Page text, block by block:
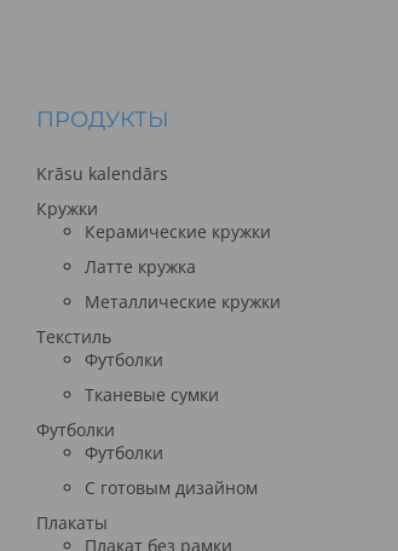
ПРОДУКТЫ
Krāsu kalendārs
Кружки
Керамические кружки
Латте кружка
Металлические кружки
Текстиль
Футболки
Тканевые сумки
Футболки
Футболки
С готовым дизайном
Плакаты
Плакат без рамки